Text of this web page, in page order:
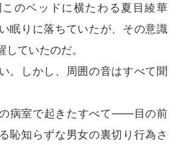
血走った目で膝をつき、許しを乞う
綾華の一撃が、彼を無慈悲に吹き
の背後で騎士のように佇む男を見つ
間、彼女を一途に待ち続けた幼馴染
「あなたの告白、受けてあげるわ」
のベッドに横たわる夏目綾華
眠りに落ちていたが、その意識
ていたのだ。
。しかし、周囲の音はすべて聞
病室で起きたすべて――目の前
恥知らずな男女の裏切り行為さ